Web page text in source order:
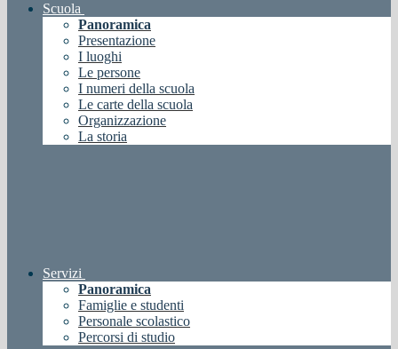
Scuola
Panoramica
Presentazione
I luoghi
Le persone
I numeri della scuola
Le carte della scuola
Organizzazione
La storia
Servizi
Panoramica
Famiglie e studenti
Personale scolastico
Percorsi di studio